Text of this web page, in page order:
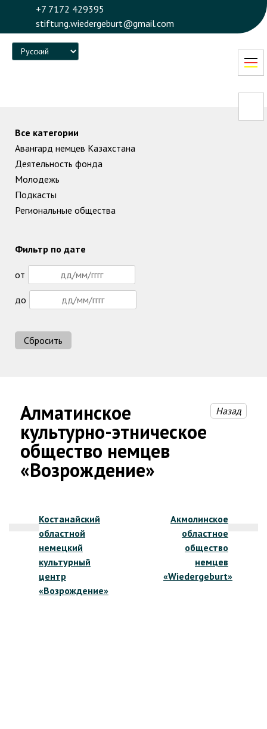
+7 7172 429395
stiftung.wiedergeburt@gmail.com
Language
Алматинское
культурно-этническое
общество немцев
«Возрождение»
Назад
записям
Костанайский
областной
немецкий
культурный
центр
«Возрождение»
Акмолинское
областное
общество
немцев
«Wiedergeburt»
Все категории
Авангард немцев Казахстана
Деятельность фонда
Молодежь
Подкасты
Региональные общества
Фильтр по дате
от
до
Сбросить